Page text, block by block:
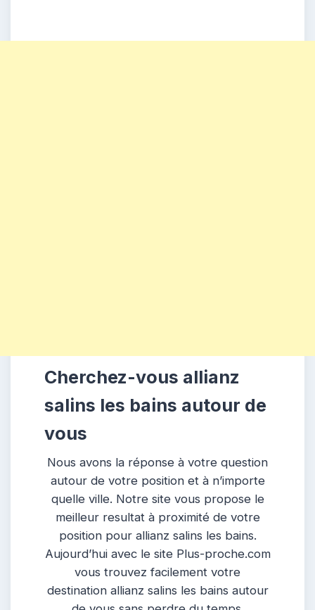
Cherchez-vous allianz
salins les bains autour de
vous
Nous avons la réponse à votre question
autour de votre position et à n’importe
quelle ville. Notre site vous propose le
meilleur resultat à proximité de votre
position pour allianz salins les bains.
Aujourd’hui avec le site Plus-proche.com
vous trouvez facilement votre
destination allianz salins les bains autour